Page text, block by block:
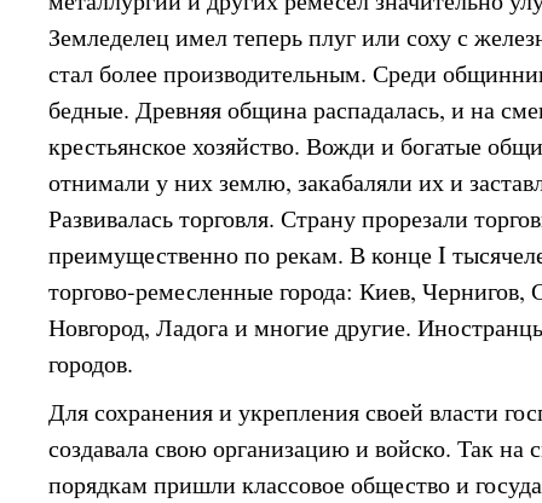
Земледелец имел теперь плуг или соху с
стал более производительным. Среди
бедные. Древняя община распадалась, и на
крестьянское хозяйство. Вожди и богатые
отнимали у них землю, закабаляли их и
Развивалась торговля. Страну прорезали
преимущественно по рекам. В конце I
торгово-ремесленные города: Киев,
Новгород, Ладога и многие другие.
городов.
Для сохранения и укрепления своей власти
создавала свою организацию и войско. Так
порядкам пришли классовое общество и